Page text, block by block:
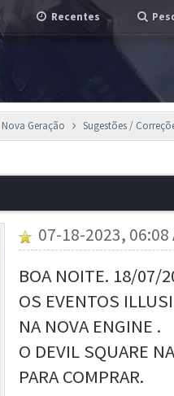
Recentes
Nova Geração Sugestões /
07-18-2023, 06:08
BOA NOITE. 18/07/
OS EVENTOS
NA NOVA ENGINE .
O DEVIL SQUARE
PARA COMPRAR.